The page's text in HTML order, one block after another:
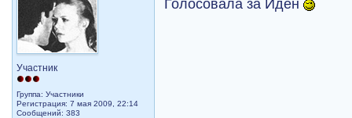
Участник
Группа: Участники
Регистрация: 7 мая 2009, 22:14
Сообщений: 383
Голосовала за Иден